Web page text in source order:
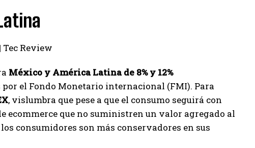
México y América Latina de 8% y 12%
el Fondo Monetario internacional (FMI). Para
, vislumbra que pese a que el consumo seguirá con
ecommerce que no suministren un valor agregado al
consumidores son más conservadores en sus